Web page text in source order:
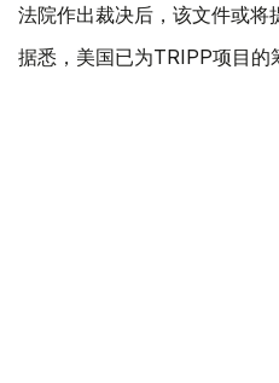
法院作出裁决后，该文件或将
据悉，美国已为TRIPP项目的